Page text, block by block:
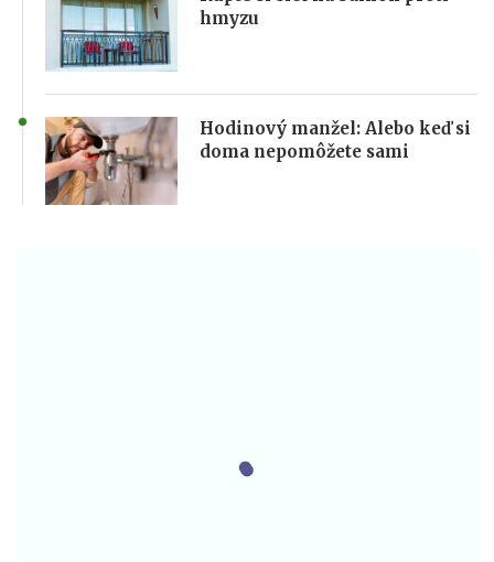
hmyzu
Hodinový manžel: Alebo keď si
doma nepomôžete sami